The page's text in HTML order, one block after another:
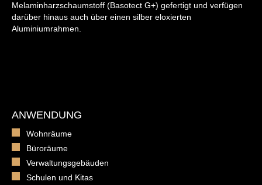
Melaminharzschaumstoff (Basotect G+) gefertigt und verfügen
darüber hinaus auch über einen silber eloxierten
Aluminiumrahmen.
ANWENDUNG
Wohnräume
Büroräume
Verwaltungsgebäuden
Schulen und Kitas